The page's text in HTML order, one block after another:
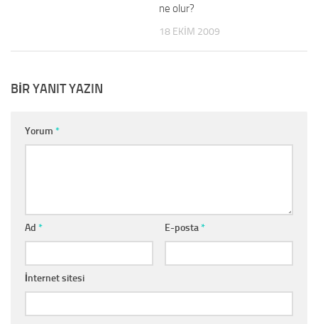
ne olur?
18 EKIM 2009
BIR YANIT YAZIN
Yorum *
Ad * E-posta*
İnternet sitesi